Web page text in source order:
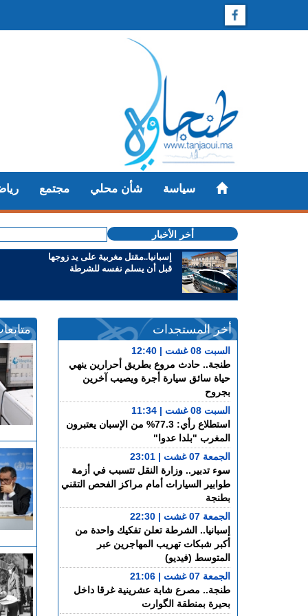
مجتمع شأن محلي سياسة
أخر الأخبار
إسبانيا..مقتل مغربية على يد زوجها
قبل أن يسلم نفسه للشرطة
أخر المستجدات
السبت 08 غشت | 12:40
طنجة.. حادث مروع بطريق أحرارين ينهي
حياة سائق سيارة أجرة ويصيب آخرين
بجروح
السبت 08 غشت | 11:34
استطلاع رأي: 77.3% من الإسبان يعتبرون
المغرب "بلدا عدوا"
الجمعة 07 غشت | 23:01
سوء تدبير.. وزارة النقل تتسبب في أزمة
طوابير السيارات أمام مراكز الفحص التقني
بطنجة
الجمعة 07 غشت | 22:30
إسبانيا.. الشرطة تعلن تفكيك واحدة من
أكبر شبكات تهريب المهاجرين عبر
المتوسط (فيديو)
الجمعة 07 غشت | 21:06
طنجة.. مصرع شابة عشرينية غرقا داخل
بحيرة بمنطقة الگوارت